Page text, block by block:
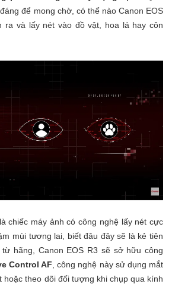
để mong chờ, có thể nào Canon EOS
ra và lấy nét vào đồ vật, hoa lá hay côn
chiếc máy ảnh có công nghệ lấy nét cực
mùi tương lai, biết đâu đây sẽ là kẻ tiên
hãng, Canon EOS R3 sẽ sở hữu công
Control AF , công nghệ này sử dụng mắt
hoặc theo dõi đối tượng khi chụp qua kính